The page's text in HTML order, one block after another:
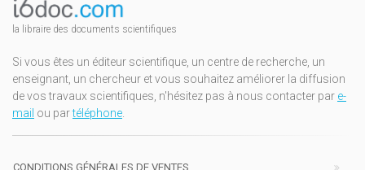
la libraire des documents scientifiques
Si vous êtes un éditeur scientifique, un centre de recherche, un
enseignant, un chercheur et vous souhaitez améliorer la diffusion
de vos travaux scientifiques, n'hésitez pas à nous contacter par e-
mail ou partéléphone
CONDITIONS GÉNÉRALES DE VENTES